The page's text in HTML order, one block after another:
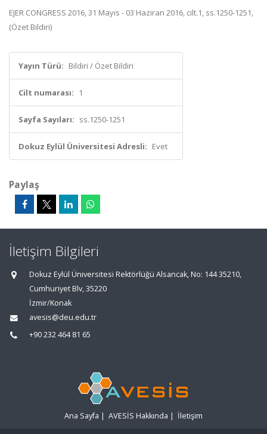
EJER CONGRESS 2016, 31 Mayıs - 03 Haziran 2016, cilt.1, ss.1250-1251,
(Özet Bildiri)
Yayın Türü: Bildiri / Özet Bildiri
Cilt numarası: 1
Sayfa Sayıları: ss.1250-1251
Dokuz Eylül Üniversitesi Adresli: Evet
Paylaş
İletişim Bilgileri
Dokuz Eylül Üniversitesi Rektörlüğü Alsancak, No: 144 35210,
Cumhuriyet Blv, 35220
İzmir/Konak
avesis@deu.edu.tr
+90 232 464 81 65
Ana Sayfa | AVESİS Hakkında | İletişim